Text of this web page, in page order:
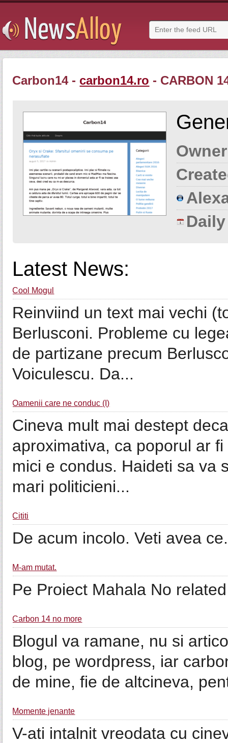
Carbon14 - carbon14.ro - CARBON
Latest News:
Cool Mogul
Reinviind un text mai vechi
Berlusconi. Probleme cu
de partizane precum
Voiculescu. Da...
Oamenii care ne conduc (I)
Cineva mult mai destept
aproximativa, ca poporul ar
mici e condus. Haideti sa va
mari politicieni...
Cititi
De acum incolo. Veti avea
M-am mutat.
Pe Proiect Mahala No
Carbon 14 no more
Blogul va ramane, nu si
blog, pe wordpress, iar
de mine, fie de altcineva,
Momente jenante
V-ati intalnit vreodata cu